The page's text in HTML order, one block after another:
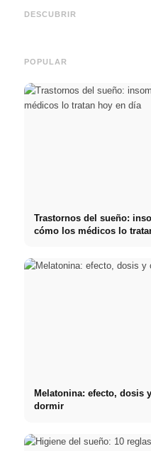
DESCUBRIR
Mehr Verkäufe durch gezieltes
POPULAR
Trastornos del sueño:
cómo los médicos lo
Melatonina: efecto, dosis
dormir